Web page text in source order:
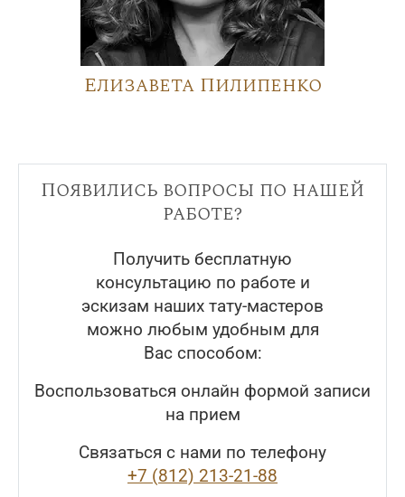
Елизавета Пилипенко
Появились вопросы по нашей
работе?
Получить бесплатную
консультацию по работе и
эскизам наших тату-мастеров
можно любым удобным для
Вас способом:
Воспользоваться онлайн формой записи
на прием
Связаться с нами по телефону
+7 (812) 213-21-88